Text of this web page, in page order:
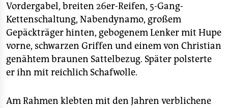
Vordergabel, breiten 26er-Reifen, 5-Gang-
Kettenschaltung, Naben­dynamo, großem
Gepäckträger hinten, gebogenem Lenker mit Hupe
vorne, schwarzen Griffen und einem von Christian
genähtem braunen Sattelbezug. Später polsterte
er ihn mit reichlich Schafwolle.
Am Rahmen klebten mit den Jahren verblichene